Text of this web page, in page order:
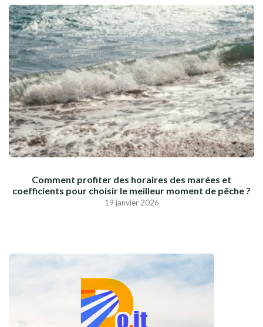
Comment profiter des horaires des marées et
coefficients pour choisir le meilleur moment de pêche ?
19 janvier 2026